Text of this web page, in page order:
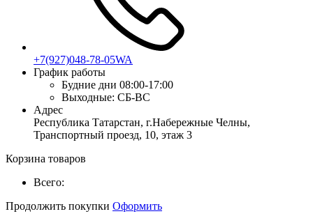
+7(927)048-78-05WA
График работы
Будние дни 08:00-17:00
Выходные: СБ-ВС
Адрес
Республика Татарстан, г.Набережные Челны,
Транспортный проезд, 10, этаж 3
Корзина товаров
Всего:
Продолжить покупки Оформить